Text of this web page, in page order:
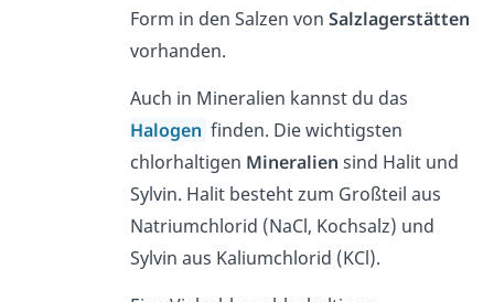
Form in den Salzen von Salzlagerstätten
vorhanden.
Auch in Mineralien kannst du das
Halogen finden. Die wichtigsten
chlorhaltigen Mineralien sind Halit und
Sylvin. Halit besteht zum Großteil aus
Natriumchlorid (NaCl, Kochsalz) und
Sylvin aus Kaliumchlorid (KCl).